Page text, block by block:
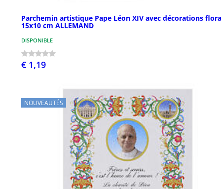
Parchemin artistique Pape Léon XIV avec décorations
15x10 cm ALLEMAND
DISPONIBLE
€ 1,19
NOUVEAUTÉS